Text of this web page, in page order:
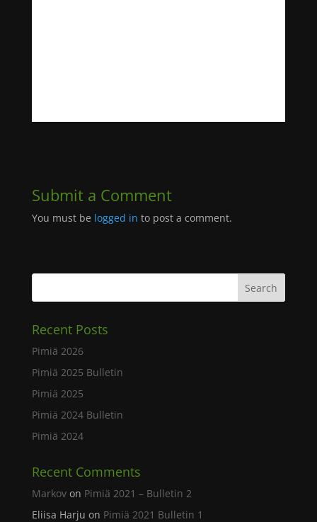
Submit a Comment
You must be logged in to post a comment.
Recent Posts
Pimiä 2026
Pimiä 2025 Bulletin
Pimiä 2025
Pimiä 2024 Bulletin
Pimiä 2024
Recent Comments
Markovon Pimiä 2021 – Bulletin 2
Eliisa Harju on Pimiä 2021 Bulletin 1